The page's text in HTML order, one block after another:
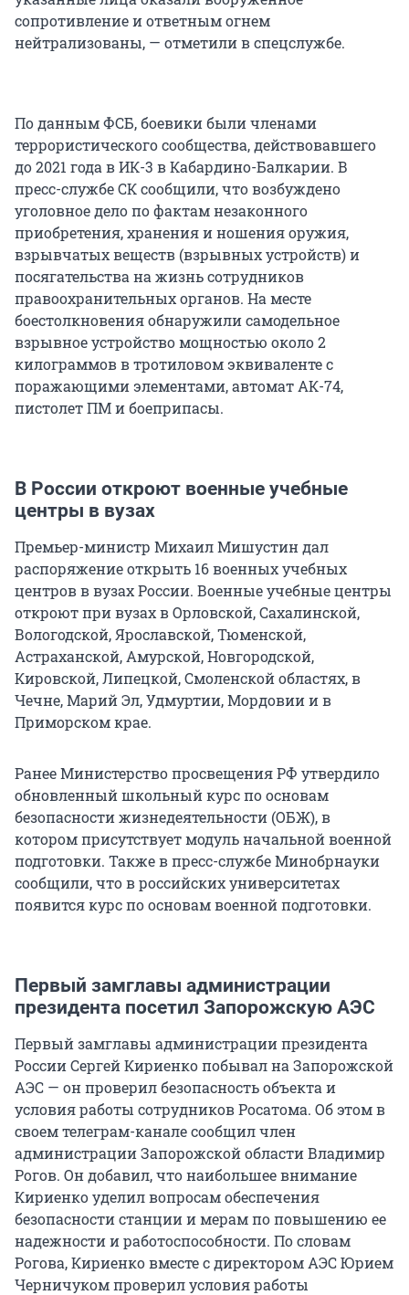
сопротивление и ответным огнем
нейтрализованы, — отметили в спецслужбе.
По данным ФСБ, боевики были членами
террористического сообщества, действовавшего
до 2021 года в ИК-3 в Кабардино-Балкарии. В
пресс-службе СК сообщили, что возбуждено
уголовное дело по фактам незаконного
приобретения, хранения и ношения оружия,
взрывчатых веществ (взрывных устройств) и
посягательства на жизнь сотрудников
правоохранительных органов. На месте
боестолкновения обнаружили самодельное
взрывное устройство мощностью около 2
килограммов в тротиловом эквиваленте с
поражающими элементами, автомат АК-74,
пистолет ПМ и боеприпасы.
В России откроют военные учебные
центры в вузах
Премьер-министр Михаил Мишустин дал
распоряжение открыть 16 военных учебных
центров в вузах России. Военные учебные центры
откроют при вузах в Орловской, Сахалинской,
Вологодской, Ярославской, Тюменской,
Астраханской, Амурской, Новгородской,
Кировской, Липецкой, Смоленской областях, в
Чечне, Марий Эл, Удмуртии, Мордовии и в
Приморском крае.
Ранее Министерство просвещения РФ утвердило
обновленный школьный курс по основам
безопасности жизнедеятельности (ОБЖ), в
котором присутствует модуль начальной военной
подготовки. Также в пресс-службе Минобрнауки
сообщили, что в российских университетах
появится курс по основам военной подготовки.
Первый замглавы администрации
президента посетил Запорожскую АЭС
Первый замглавы администрации президента
России Сергей Кириенко побывал на Запорожской
АЭС — он проверил безопасность объекта и
условия работы сотрудников Росатома. Об этом в
своем телеграм-канале сообщил член
администрации Запорожской области Владимир
Рогов. Он добавил, что наибольшее внимание
Кириенко уделил вопросам обеспечения
безопасности станции и мерам по повышению ее
надежности и работоспособности. По словам
Рогова, Кириенко вместе с директором АЭС Юрием
Черничуком проверил условия работы